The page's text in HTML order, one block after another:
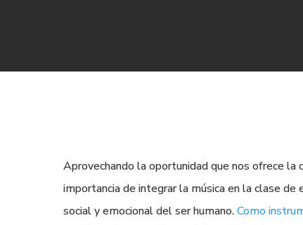
Aprovechando la oportunidad que nos ofrece
importancia de integrar la música en la clase
social y emocional del ser humano.Como